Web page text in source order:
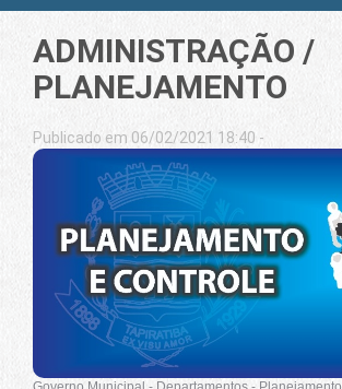
ADMINISTRAÇÃO /
PLANEJAMENTO
Publicado em 06/02/2021 18:40 -